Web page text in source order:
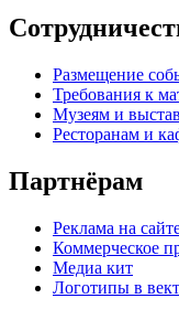
Размещение
Требования к
Музеям и
Ресторанам и
Партнёрам
Реклама на
Коммерческое
Медиа кит
Логотипы в